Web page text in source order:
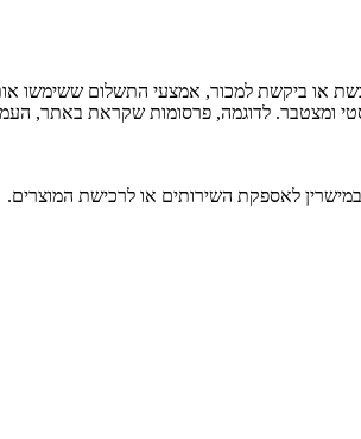
או ביקשת למכור, אמצעי התשלום ששימשו
ומצטבר. לדוגמה, פרסומות שקראת באתר,
לאספקת השירותים או לרכישת המוצרים.